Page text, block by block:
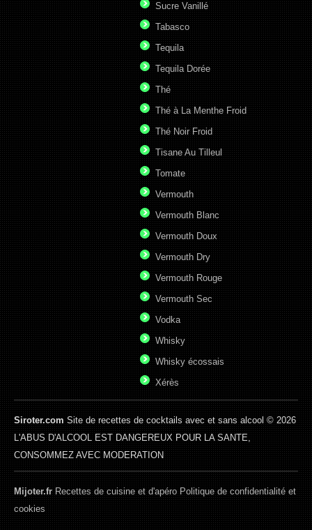
Sucre Vanillé
Tabasco
Tequila
Tequila Dorée
Thé
Thé à La Menthe Froid
Thé Noir Froid
Tisane Au Tilleul
Tomate
Vermouth
Vermouth Blanc
Vermouth Doux
Vermouth Dry
Vermouth Rouge
Vermouth Sec
Vodka
Whisky
Whisky écossais
Xérès
Siroter.comSite de recettes de cocktails avec et sans alcool © 2026
L'ABUS D'ALCOOL EST DANGEREUX POUR LA SANTE,
CONSOMMEZ AVEC MODERATION
Mijoter.frRecettes de cuisine et d'apéro Politique de confidentialité et
cookies